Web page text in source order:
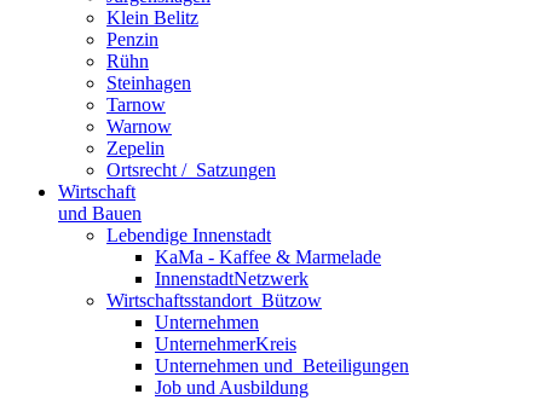
Klein Belitz
Penzin
Rühn
Steinhagen
Tarnow
Warnow
Zepelin
Ortsrecht / ­ Satzungen
Wirtschaft
und Bauen
Lebendige Innenstadt
KaMa - Kaffee & Marmelade
InnenstadtNetzwerk
Wirtschaftsstand­ort ­ Bützow
Unternehmen
UnternehmerKreis
Unternehmen und ­ Beteiligungen
Job und Ausbildung